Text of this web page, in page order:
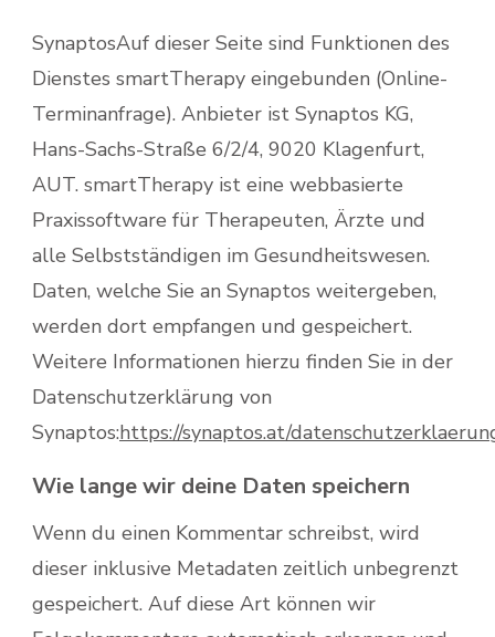
SynaptosAuf dieser Seite sind Funktionen des
Dienstes smartTherapy eingebunden (Online-
Terminanfrage). Anbieter ist Synaptos KG,
Hans-Sachs-Straße 6/2/4, 9020 Klagenfurt,
AUT. smartTherapy ist eine webbasierte
Praxissoftware für Therapeuten, Ärzte und
alle Selbstständigen im Gesundheitswesen.
Daten, welche Sie an Synaptos weitergeben,
werden dort empfangen und gespeichert.
Weitere Informationen hierzu finden Sie in der
Datenschutzerklärung von
Synaptos:https://synaptos.at/
Wie lange wir deine Daten speichern
Wenn du einen Kommentar schreibst, wird
dieser inklusive Metadaten zeitlich unbegrenzt
gespeichert. Auf diese Art können wir